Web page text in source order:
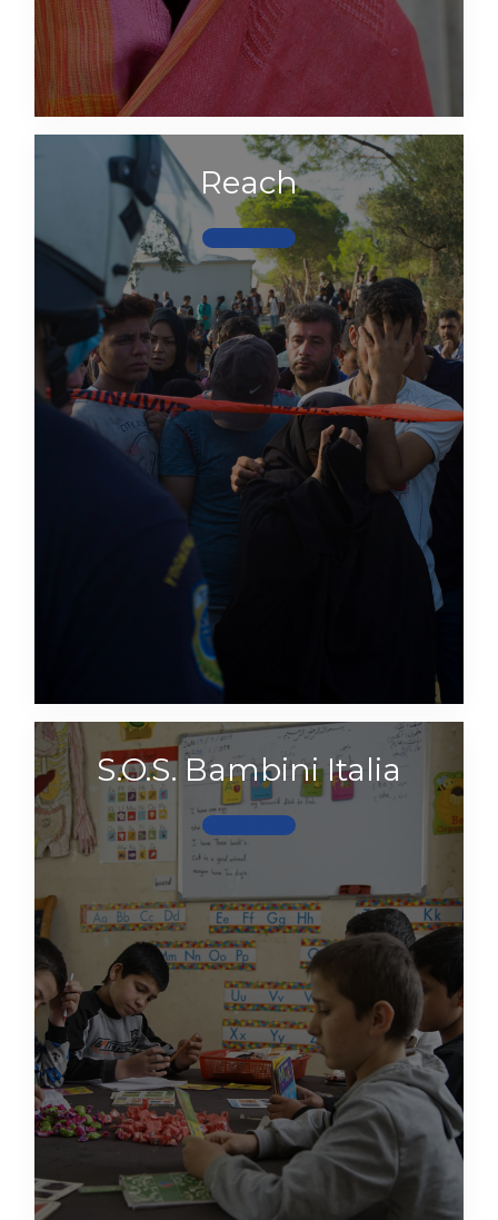
Reach
Scopri di più
S.O.S. Bambini Italia
Scopri di più